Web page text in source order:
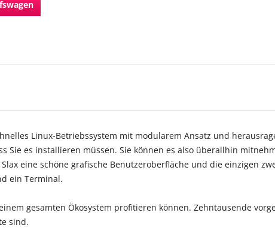
Linux-Betriebssystem mit modularem Ansatz und
Sie es installieren müssen. Sie können es also überallhin
eine schöne grafische Benutzeroberfläche und die einzigen
ein Terminal.
gesamten Ökosystem profitieren können. Zehntausende
sind.